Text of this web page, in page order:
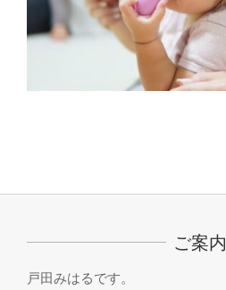
08-
ご案内
戸田みはるです。